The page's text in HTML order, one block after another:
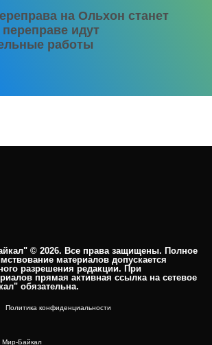
на Ольхон станет
идут
работы
© 2026. Все права защищены. Полное
материалов допускается
разрешения редакции. При
прямая активная ссылка на сетевое
обязательна.​
Политика конфиденциальности
Мир-Байкал